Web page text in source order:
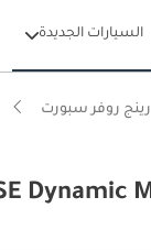
السيارات الجديدة
رينج روفر سبورت